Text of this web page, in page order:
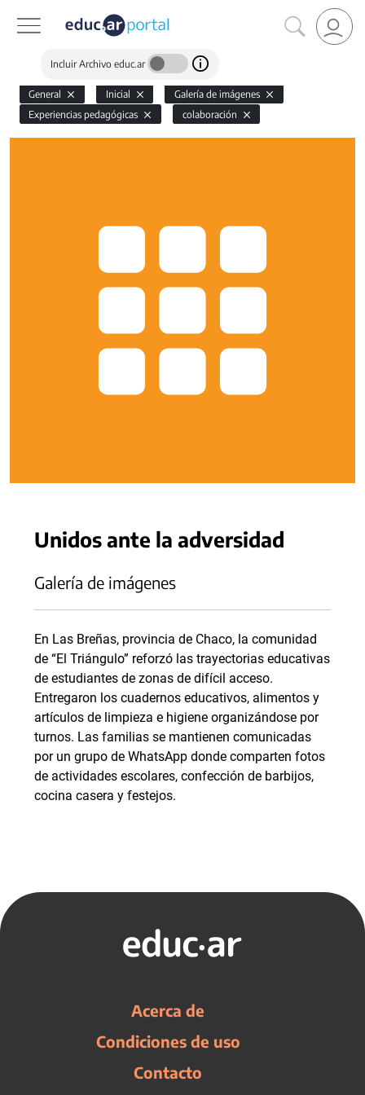
Incluir Archivo educ.ar
General Inicial
Galería de imágenes
Experiencias pedagógicas
colaboración
Unidos ante la adversidad
Galería de imágenes
En Las Breñas, provincia de Chaco, la comunidad
de “El Triángulo” reforzó las trayectorias educativas
de estudiantes de zonas de difícil acceso.
Entregaron los cuadernos educativos, alimentos y
artículos de limpieza e higiene organizándose por
turnos. Las familias se mantienen comunicadas
por un grupo de WhatsApp donde comparten fotos
de actividades escolares, confección de barbijos,
cocina casera y festejos.
Acerca de
Condiciones de uso
Contacto